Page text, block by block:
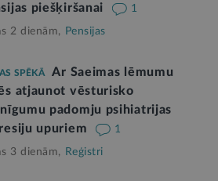
piešķiršanai
1
2 dienām, Pensijas
SPĒKĀ
Ar Saeimas lēmumu
atjaunot vēsturisko
padomju psihiatrijas
upuriem
1
3 dienām, Reģistri